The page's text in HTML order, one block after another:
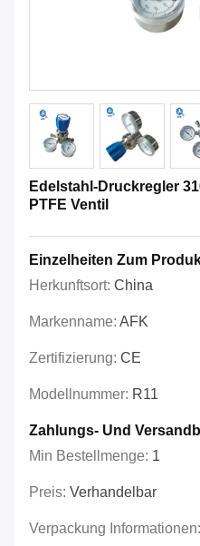
Edelstahl-Druckregler
PTFE Ventil
Einzelheiten Zum
Herkunftsort: China
Markenname: AFK
Zertifizierung: CE
Modellnummer: R11
Zahlungs- Und
Min Bestellmenge: 1
Preis: Verhandelbar
Verpackung Informationen: